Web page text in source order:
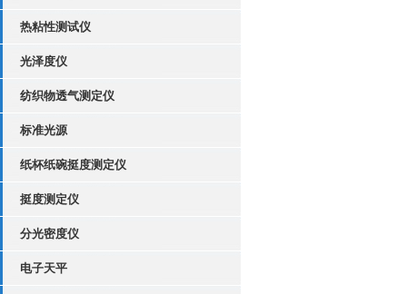
热粘性测试仪
光泽度仪
纺织物透气测定仪
标准光源
纸杯纸碗挺度测定仪
挺度测定仪
分光密度仪
电子天平